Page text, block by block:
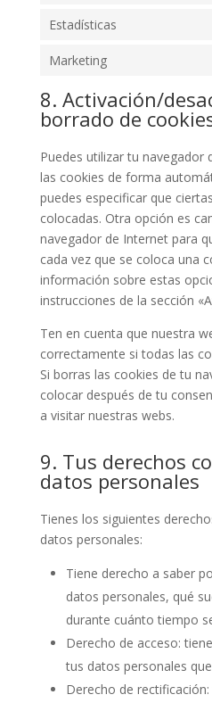
Estadísticas
Marketing
8. Activación/
borrado de
Puedes utilizar tu navegador
las cookies de forma
puedes especificar que
colocadas. Otra opción es
navegador de Internet para
cada vez que se coloca una
información sobre estas
instrucciones de la sección
Ten en cuenta que nuestra
correctamente si todas las
Si borras las cookies de tu
colocar después de tu
a visitar nuestras webs.
9. Tus derechos
datos personales
Tienes los siguientes
datos personales:
Tiene derecho a saber
datos personales, qué
durante cuánto tiempo
Derecho de acceso:
tus datos personales
Derecho de